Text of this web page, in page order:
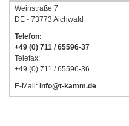
Weinstraße 7
DE - 73773 Aichwald
Telefon:
+49 (0) 711 / 65596-37
Telefax:
+49 (0) 711 / 65596-36
E-Mail: info@t-kamm.de